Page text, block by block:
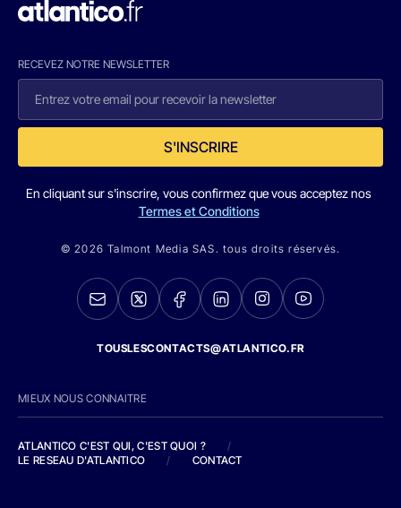
RECEVEZ NOTRE NEWSLETTER
S'INSCRIRE
En cliquant sur s'inscrire, vous confirmez que vous acceptez nos
Termes et Conditions
© 2026 Talmont Media SAS. tous droits réservés.
TOUSLESCONTACTS@ATLANTICO.FR
MIEUX NOUS CONNAITRE
ATLANTICO C'EST QUI, C'EST QUOI ?
/
LE RESEAU D'ATLANTICO
/ CONTACT